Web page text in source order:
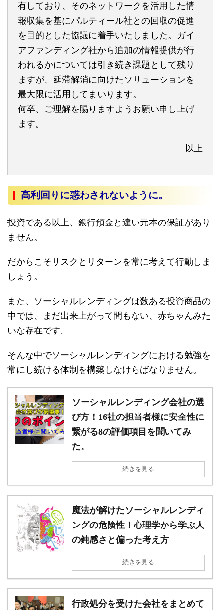
有しており、そのネットワークを活用した情
報収集を基にパルティール社との回収の促進
を目的とした協議に着手いたしました。ガイ
アファンディング社から追加の情報提供が行
われるかについては引き続き課題として残り
ますが、延滞解消に向けたソリューションを
最大限に活用してまいります。
何卒、ご理解を賜りますようお願い申し上げ
ます。
以上
高利回りに惑わされないように。
投資である以上、銀行預金と違い元本の保証があり
ません。
だからこそリスクとリターンを常に考えて行動しま
しょう。
また、ソーシャルレンディングは数ある投資商品の
中では、まだ出来上がって間もない、赤ちゃんみた
いな存在です。
そんな中でソーシャルレンディングにおける勉強を
常にし続ける体制を構築しなけらばなりません。
ソーシャルレンディング会社の選
び方！16社の担当者様に安全性に
繋がる8の評価項目を聞いてみ
た。
続きを見る
魔法が解けたソーシャルレンディ
ングの危険性！心理学から学ぶ人
の鈍感さと偏った考え方
続きを見る
行政処分を受けた会社をまとめて